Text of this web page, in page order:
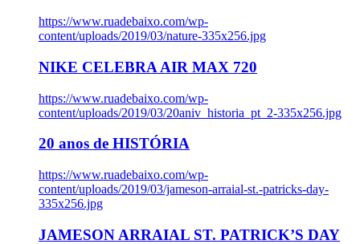
https://www.ruadebaixo.com/wp-
content/uploads/2019/03/nature-335x256.jpg
NIKE CELEBRA AIR MAX 720
https://www.ruadebaixo.com/wp-
content/uploads/2019/03/20aniv_historia_pt_2-335x256.jpg
20 anos de HISTÓRIA
https://www.ruadebaixo.com/wp-
content/uploads/2019/03/jameson-arraial-st.-patricks-day-
335x256.jpg
JAMESON ARRAIAL ST. PATRICK’S DAY